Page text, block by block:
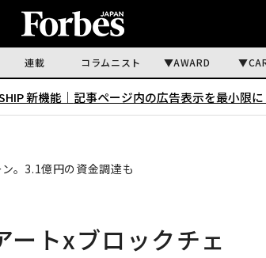
連載 コラムニスト AWARD
新機能｜ 記事ページ内の広告表示を最小限
。3.1億円の資金調達も
トxブロックチェ